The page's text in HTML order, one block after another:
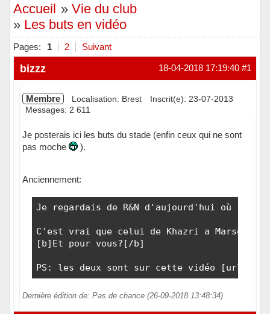
Accueil »Vie du club
» Les buts en vidéo
Pages: 1 2 Suivant
#1
18-04-2018 17:19:40
bizzz
Membre Localisation: Brest
Inscrit(e): 23-07-2013
Messages: 2 611
Je posterais ici les buts du stade (enfin ceux qui ne sont
pas moche
).
Anciennement:
Je regardais de R&N d'aujourd'hui où l'on
C'est vrai que celui de Khazri a
[b]Et pour vous?[/b]
PS: les deux sont sur cette vidéo
Dernière édition de: Pas de chance (26-09-2018 13:48:34)